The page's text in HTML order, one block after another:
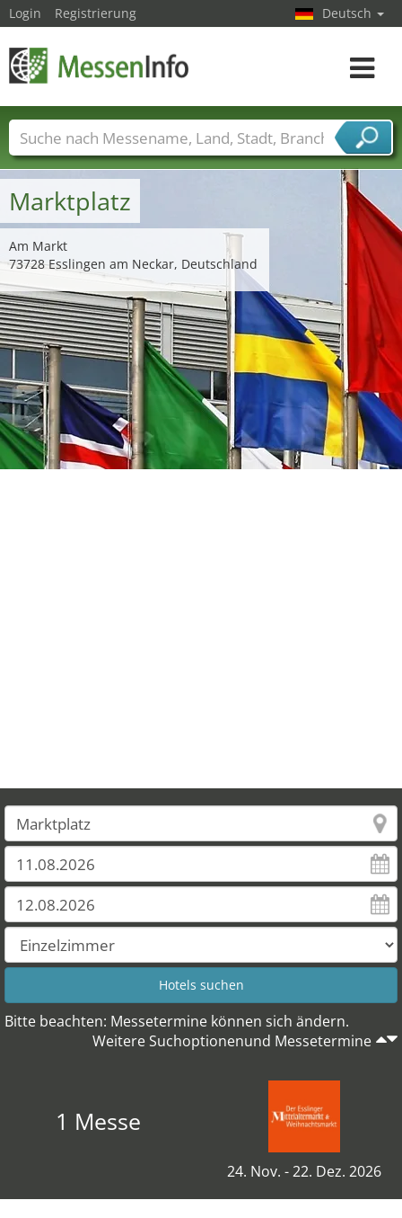
Marktplatz
Am Markt
73728 Esslingen am Neckar, Deutschland
Bitte beachten: Messetermine können sich ändern.
Weitere Suchoptionenund Messetermine
1 Messe
24. Nov. - 22. Dez. 2026
Login Registrierung Deutsch
Toggle
Messenamen Länder Städte
Branchen
Dienstleisterbranchen